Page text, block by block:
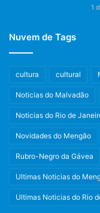
1
Nuvem de Tags
cultura cultural
Noticias do Malvadão
Noticias do Rio de
Novidades do Mengão
Rubro-Negro da Gávea
Ultimas Noticias do
Ultimas Noticias do Rio